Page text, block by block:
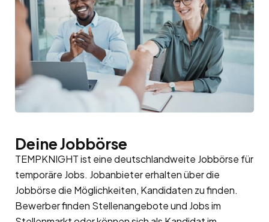
Deine Jobbörse
TEMPKNIGHT ist eine deutschlandweite Jobbörse für
temporäre Jobs. Jobanbieter erhalten über die
Jobbörse die Möglichkeiten, Kandidaten zu finden.
Bewerber finden Stellenangebote und Jobs im